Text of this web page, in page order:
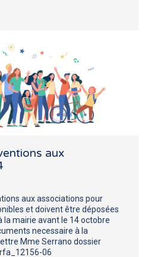
aux
aux associations pour
et doivent être déposées
la mairie avant le 14 octobre
necessaire à la
Mme Serrano dossier
06